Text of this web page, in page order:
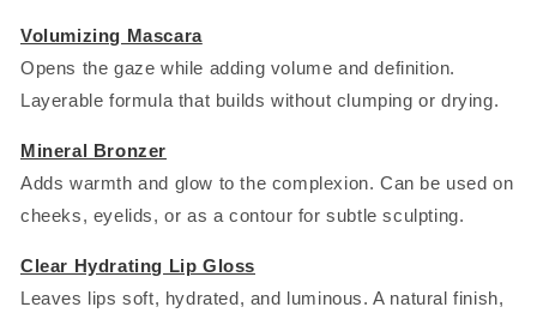
Volumizing Mascara
Opens the gaze while adding volume and definition.
Layerable formula that builds without clumping or drying.
Mineral Bronzer
Adds warmth and glow to the complexion. Can be used on
cheeks, eyelids, or as a contour for subtle sculpting.
Clear Hydrating Lip Gloss
Leaves lips soft, hydrated, and luminous. A natural finish,